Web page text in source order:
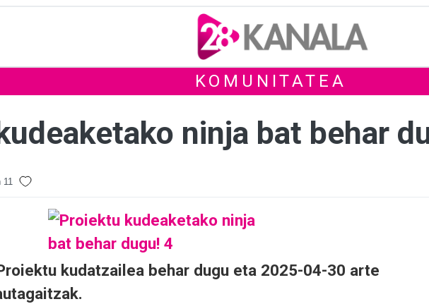
KOMUNITATEA
ninja bat behar
kudatzailea behar dugu eta 2025-04-30 arte